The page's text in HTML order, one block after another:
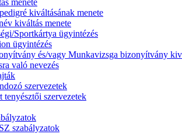
menete
kiváltásának menete
kiváltás menete
Sportkártya ügyintézés
ügyintézés
és/vagy Munkavizsga bizonyítvány
való nevezés
szervezetek
tenyésztői szervezetek
szabályzatok